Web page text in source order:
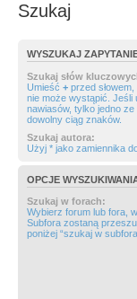
Szukaj
WYSZUKAJ
Szukaj słów
Umieść + przed
nie może wystąpić. Jeśli
nawiasów, tylko jedno ze
dowolny ciąg znaków.
Szukaj autora:
Użyj * jako zamiennika
OPCJE
Szukaj w forach:
Wybierz forum lub fora,
Subfora zostaną
poniżej “szukaj w